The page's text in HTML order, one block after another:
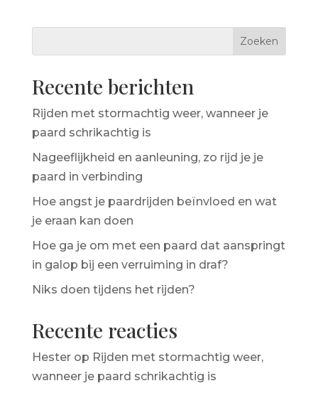
Recente berichten
Rijden met stormachtig weer, wanneer je
paard schrikachtig is
Nageeflijkheid en aanleuning, zo rijd je je
paard in verbinding
Hoe angst je paardrijden beïnvloed en wat
je eraan kan doen
Hoe ga je om met een paard dat aanspringt
in galop bij een verruiming in draf?
Niks doen tijdens het rijden?
Recente reacties
Hesterop Rijden met stormachtig weer,
wanneer je paard schrikachtig is